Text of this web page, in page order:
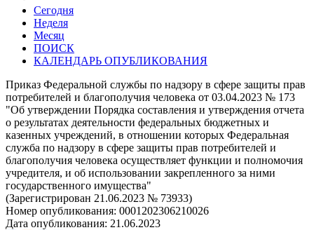
Сегодня
Неделя
Месяц
ПОИСК
КАЛЕНДАРЬ ОПУБЛИКОВАНИЯ
Приказ Федеральной службы по надзору в сфере защиты прав
потребителей и благополучия человека от 03.04.2023 № 173
"Об утверждении Порядка составления и утверждения отчета
о результатах деятельности федеральных бюджетных и
казенных учреждений, в отношении которых Федеральная
служба по надзору в сфере защиты прав потребителей и
благополучия человека осуществляет функции и полномочия
учредителя, и об использовании закрепленного за ними
государственного имущества"
(Зарегистрирован 21.06.2023 № 73933)
Номер опубликования: 0001202306210026
Дата опубликования: 21.06.2023